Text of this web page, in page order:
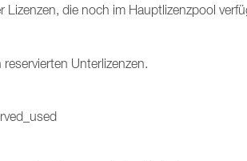
Lizenzen, die noch im Hauptlizenzpool
Unterlizenzen.